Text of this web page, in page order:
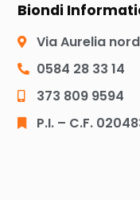
Biondi
Via Aurelia
0584 28 33 14
373 809 9594
P.I. – C.F.